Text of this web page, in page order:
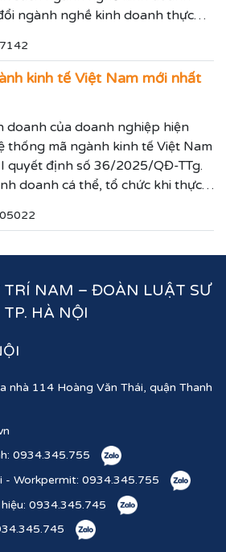
ngành nghề kinh doanh thực
kinh tế Việt Nam mới nhất
doanh của doanh nghiệp hiện
thống mã ngành kinh tế Việt Nam
quyết định số 36/2025/QĐ-TTg.
doanh cá thể, tổ chức khi thực
động, ngành nghề kinh doanh
TRÍ NAM – ĐOÀN LUẬT SƯ
TP. HÀ NỘI
nhà 114 Hoàng Văn Thái, quận Thanh
0934.345.755
Workpermit: 0934.345.755
0934.345.745